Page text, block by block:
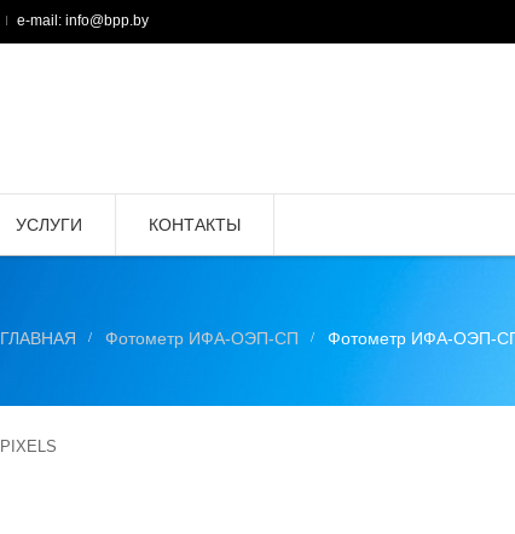
e-mail: info@bpp.by
УСЛУГИ КОНТАКТЫ
ГЛАВНАЯ Фотометр ИФА-ОЭП-CП Фотометр ИФА-ОЭП-
PIXELS